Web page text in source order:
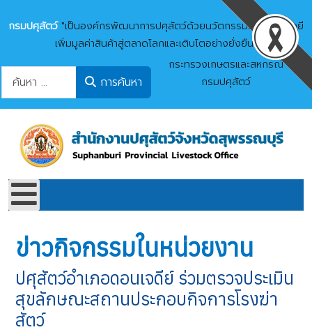
กรมปศุสัตว์"เป็นองค์กรพัฒนาการปศุสัตว์ด้วยนวัตกรรมและเทคโนโลยี
เพิ่มมูลค่าสินค้าสู่ตลาดโลกและเติบโตอย่างยั่งยืน"
การค้นหาการค้นหา
กระทรวงเกษตรและสหกรณ์
กรมปศุสัตว์
ข่าวกิจกรรมในหน่วยงาน
ปศุสัตว์อำเภอดอนเจดีย์ ร่วมตรวจประเมิน
สุขลักษณะสถานประกอบกิจการโรงฆ่า
สัตว์